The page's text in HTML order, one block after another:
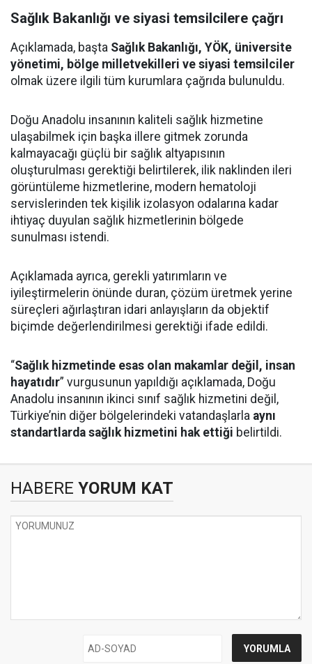
Sağlık Bakanlığı ve siyasi temsilcilere çağrı
Açıklamada, başta Sağlık Bakanlığı, YÖK, üniversite
yönetimi, bölge milletvekilleri ve siyasi temsilciler
olmak üzere ilgili tüm kurumlara çağrıda bulunuldu.
Doğu Anadolu insanının kaliteli sağlık hizmetine
ulaşabilmek için başka illere gitmek zorunda
kalmayacağı güçlü bir sağlık altyapısının
oluşturulması gerektiği belirtilerek, ilik naklinden ileri
görüntüleme hizmetlerine, modern hematoloji
servislerinden tek kişilik izolasyon odalarına kadar
ihtiyaç duyulan sağlık hizmetlerinin bölgede
sunulması istendi.
Açıklamada ayrıca, gerekli yatırımların ve
iyileştirmelerin önünde duran, çözüm üretmek yerine
süreçleri ağırlaştıran idari anlayışların da objektif
biçimde değerlendirilmesi gerektiği ifade edildi.
“Sağlık hizmetinde esas olan makamlar değil, insan
hayatıdır” vurgusunun yapıldığı açıklamada, Doğu
Anadolu insanının ikinci sınıf sağlık hizmetini değil,
Türkiye’nin diğer bölgelerindeki vatandaşlarla aynı
standartlarda sağlık hizmetini hak ettiği belirtildi.
HABERE YORUM KAT